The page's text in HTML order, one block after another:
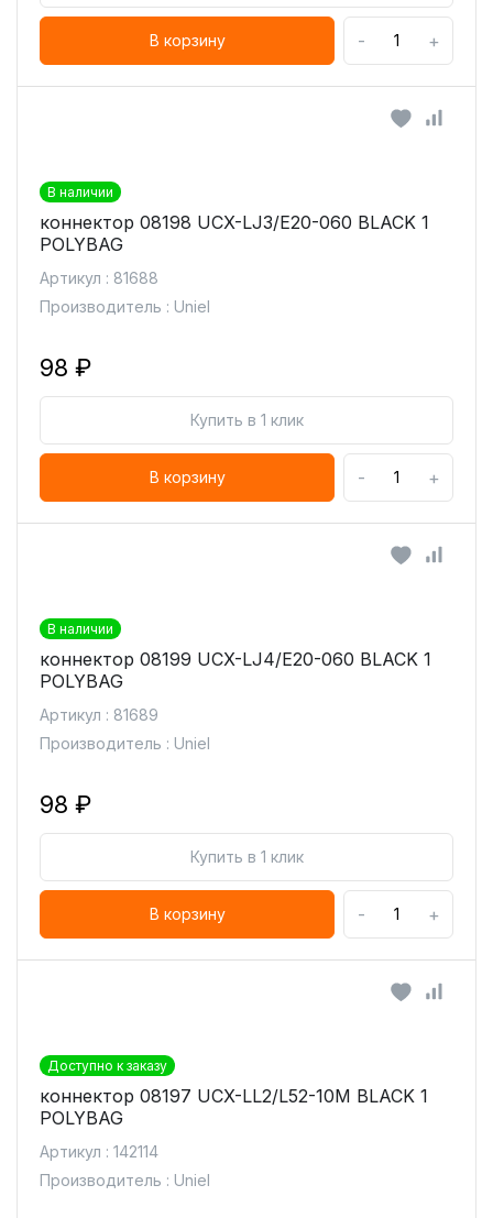
В корзину - +
В наличии
коннектор 08198 UCX-LJ3/E20-060 BLACK 1
POLYBAG
Артикул : 81688
Производитель : Uniel
98 ₽
Купить в 1 клик
В корзину - +
В наличии
коннектор 08199 UCX-LJ4/E20-060 BLACK 1
POLYBAG
Артикул : 81689
Производитель : Uniel
98 ₽
Купить в 1 клик
В корзину - +
Доступно к заказу
коннектор 08197 UCX-LL2/L52-10M BLACK 1
POLYBAG
Артикул : 142114
Производитель : Uniel